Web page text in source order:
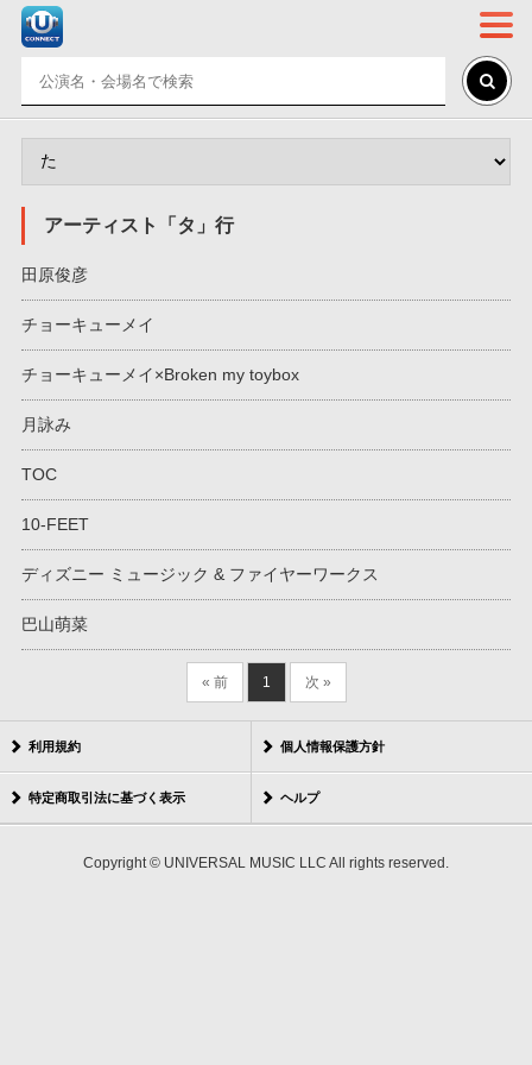
アーティスト「タ」行
田原俊彦
チョーキューメイ
チョーキューメイ×Broken my toybox
月詠み
TOC
10-FEET
ディズニー ミュージック & ファイヤーワークス
巴山萌菜
« 前 1 次 »
利用規約 個人情報保護方針
特定商取引法に基づく表示 ヘルプ
Copyright © UNIVERSAL MUSIC LLC All rights reserved.